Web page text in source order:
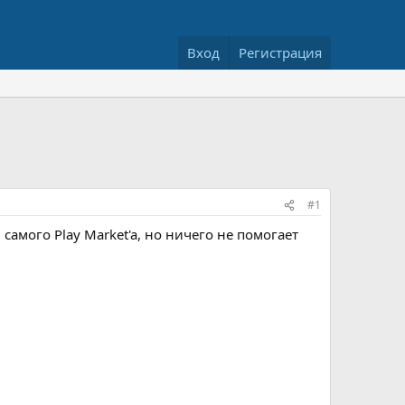
Вход Регистрация
#1
Play Market'a, но ничего не помогает